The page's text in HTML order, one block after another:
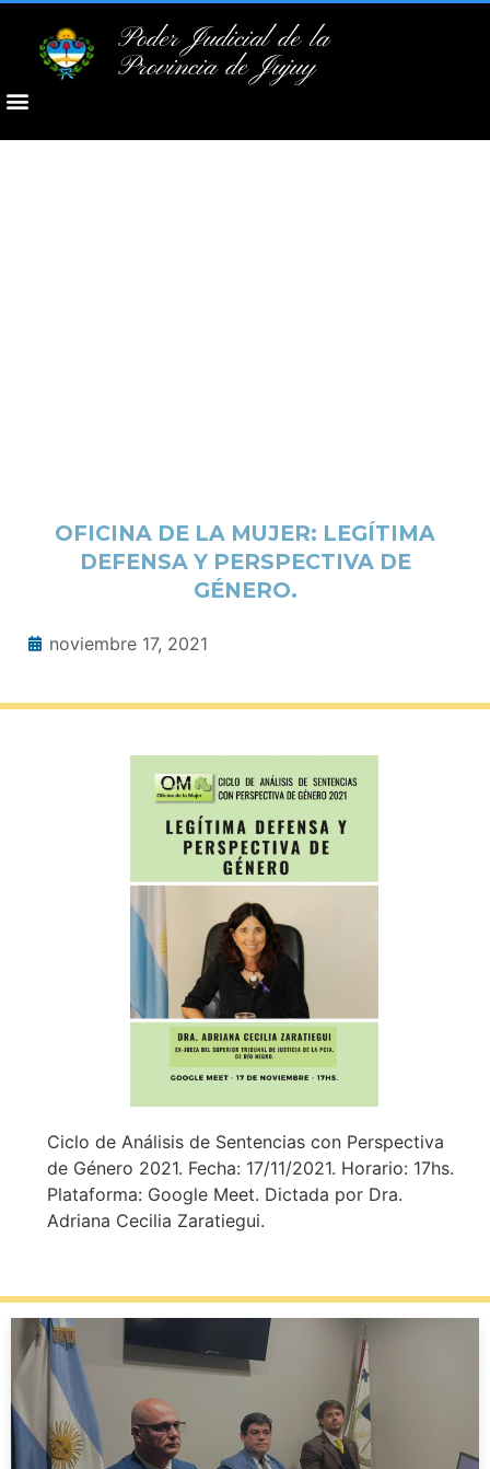
Poder Judicial de la
Provincia de Jujuy
OFICINA DE LA MUJER: LEGÍTIMA
DEFENSA Y PERSPECTIVA DE
GÉNERO.
noviembre 17, 2021
Ciclo de Análisis de Sentencias con Perspectiva
de Género 2021. Fecha: 17/11/2021. Horario: 17hs.
Plataforma: Google Meet. Dictada por Dra.
Adriana Cecilia Zaratiegui.